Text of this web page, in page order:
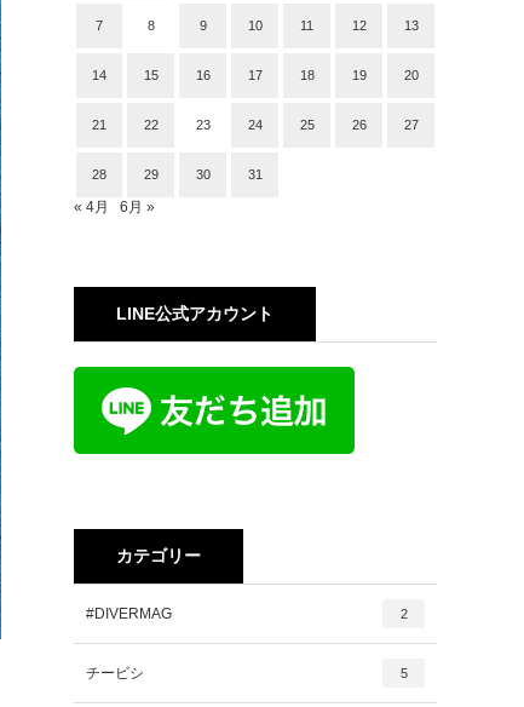
7 8 9 10 11 12 13
14 15 16 17 18 19 20
21 22 23 24 25 26 27
28 29 30 31
« 4月 6月 »
LINE公式アカウント
カテゴリー
#DIVERMAG 2
チービシ 5